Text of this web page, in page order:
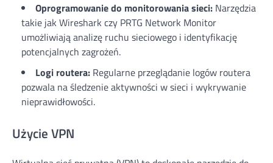
Oprogramowanie do monitorowania sieci: Narzędzia
takie jak Wireshark czy PRTG Network Monitor
umożliwiają analizę ruchu sieciowego i identyfikację
potencjalnych zagrożeń.
Logi routera: Regularne przeglądanie logów routera
pozwala na śledzenie aktywności w sieci i wykrywanie
nieprawidłowości.
Użycie VPN